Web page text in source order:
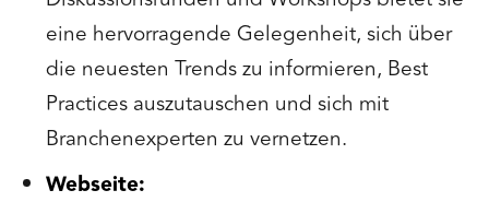
eine hervorragende Gelegenheit, sich über
die neuesten Trends zu informieren, Best
Practices auszutauschen und sich mit
Branchenexperten zu vernetzen.
Webseite: